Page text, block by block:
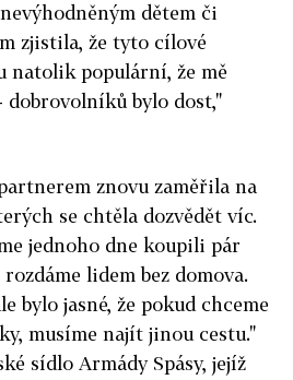
dětem či
zjistila, že tyto cílové
natolik populární, že mě
dobrovolníků bylo dost,"
znovu zaměřila na
se chtěla dozvědět víc.
jednoho dne koupili pár
lidem bez domova.
bylo jasné, že pokud chceme
musíme najít jinou cestu."
sídlo Armády Spásy, jejíž